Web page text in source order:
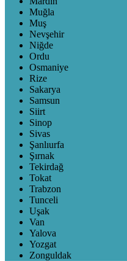
Muğla
Muş
Nevşehir
Niğde
Ordu
Osmaniye
Rize
Sakarya
Samsun
Siirt
Sinop
Sivas
Şanlıurfa
Şırnak
Tekirdağ
Tokat
Trabzon
Tunceli
Uşak
Van
Yalova
Yozgat
Zonguldak